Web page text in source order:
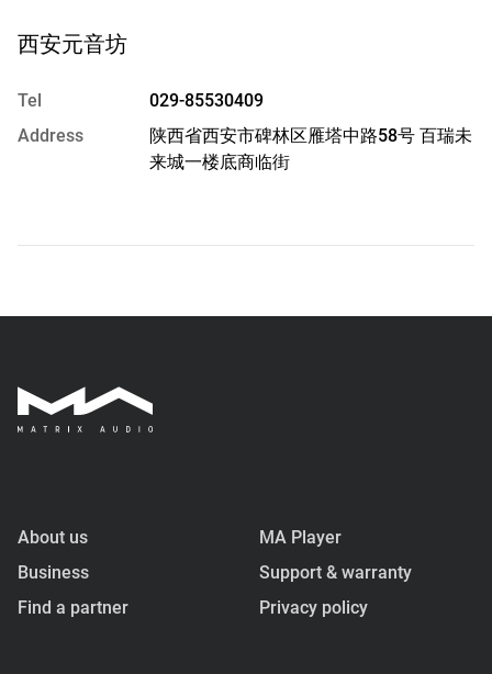
西安元音坊
Tel
029-85530409
Address
陕西省西安市碑林区雁塔中路58号 百瑞未
来城一楼底商临街
About us
Business
Find a partner
MA Player
Support & warranty
Privacy policy